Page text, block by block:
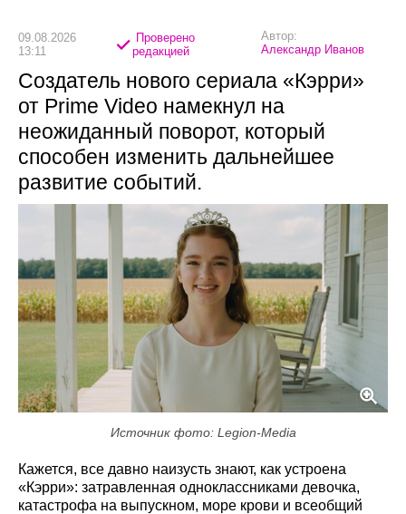
09.08.2026
13:11
Проверено
редакцией
Автор:
Александр Иванов
Создатель нового сериала «Кэрри»
от Prime Video намекнул на
неожиданный поворот, который
способен изменить дальнейшее
развитие событий.
Источник фото: Legion-Media
Кажется, все давно наизусть знают, как устроена
«Кэрри»: затравленная одноклассниками девочка,
катастрофа на выпускном, море крови и всеобщий